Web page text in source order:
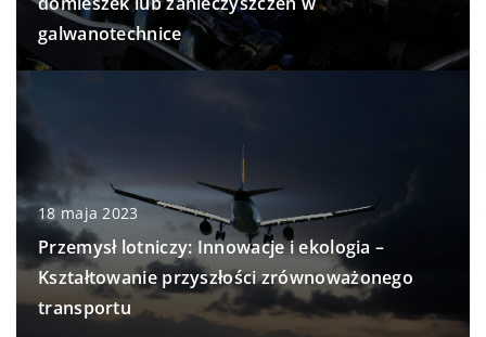
galwanotechnice
18 maja 2023
Przemysł lotniczy: Innowacje i ekologia –
Kształtowanie przyszłości zrównoważonego
transportu